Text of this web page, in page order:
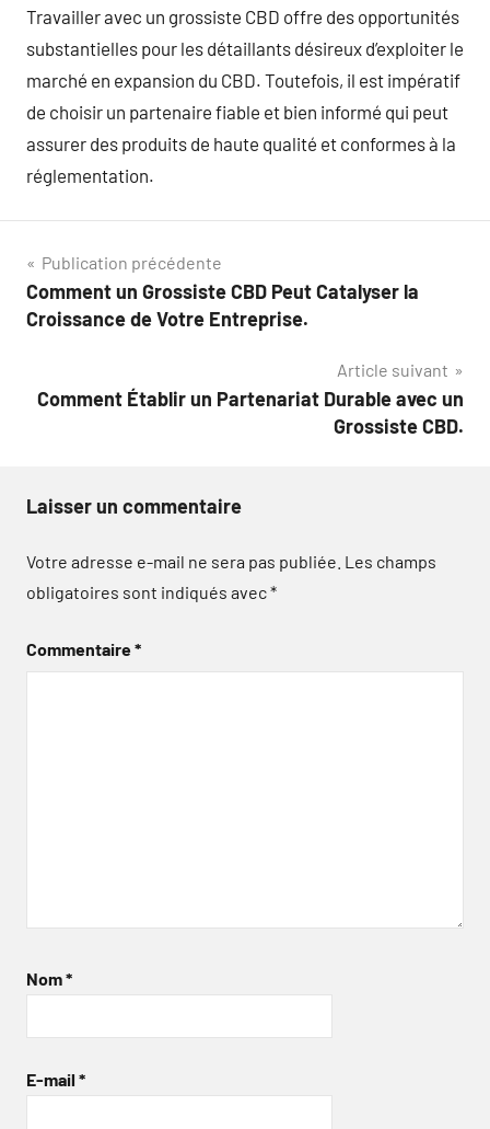
Travailler avec un grossiste CBD offre des opportunités
substantielles pour les détaillants désireux d’exploiter le
marché en expansion du CBD. Toutefois, il est impératif
de choisir un partenaire fiable et bien informé qui peut
assurer des produits de haute qualité et conformes à la
réglementation.
Navigation
de
Publication précédente
Comment un Grossiste CBD Peut Catalyser la
Croissance de Votre Entreprise.
Article suivant
Comment Établir un Partenariat Durable avec un
Grossiste CBD.
Laisser un commentaire
Votre adresse e-mail ne sera pas publiée. Les champs
obligatoires sont indiqués avec*
Commentaire*
Nom*
E-mail *